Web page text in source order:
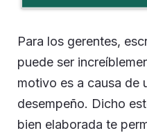
Para los gerentes,
puede ser
motivo es a causa de
desempeño. Dicho
bien elaborada te